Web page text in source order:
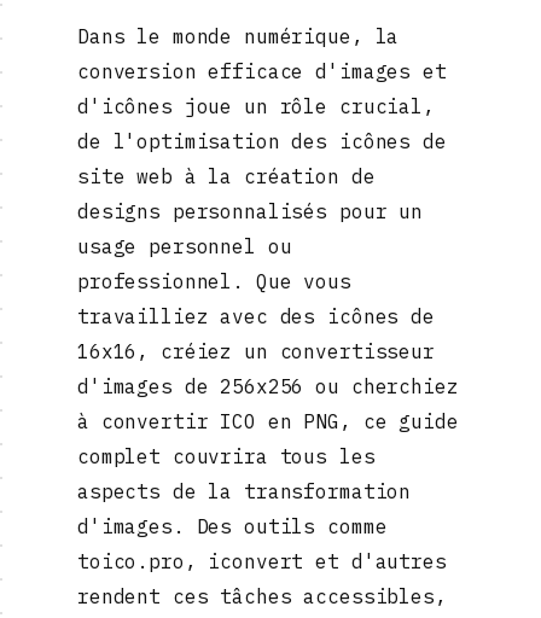
Dans le monde numérique, la
conversion efficace d'images et
d'icônes joue un rôle crucial,
de l'optimisation des icônes de
site web à la création de
designs personnalisés pour un
usage personnel ou
professionnel. Que vous
travailliez avec des icônes de
16x16, créiez un convertisseur
d'images de 256x256 ou cherchiez
à convertir ICO en PNG, ce guide
complet couvrira tous les
aspects de la transformation
d'images. Des outils comme
toico.pro, iconvert et d'autres
rendent ces tâches accessibles,